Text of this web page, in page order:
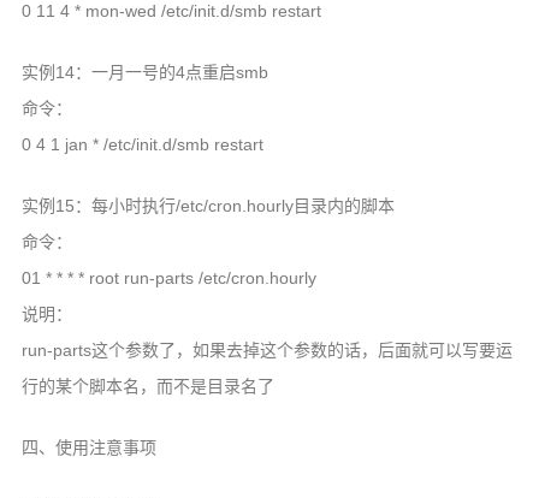
0 11 4 * mon-wed /etc/init.d/smb restart
实例14：一月一号的4点重启smb
命令：
0 4 1 jan * /etc/init.d/smb restart
实例15：每小时执行/etc/cron.hourly目录内的脚本
命令：
01 * * * * root run-parts /etc/cron.hourly
说明：
run-parts这个参数了，如果去掉这个参数的话，后面就可以写要运
行的某个脚本名，而不是目录名了
四、使用注意事项